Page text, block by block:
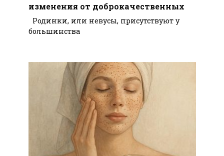
изменения от доброкачественных
Родинки, или невусы, присутствуют у
большинства